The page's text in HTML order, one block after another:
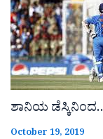
ಶಾನಿಯ
October 19, 2019